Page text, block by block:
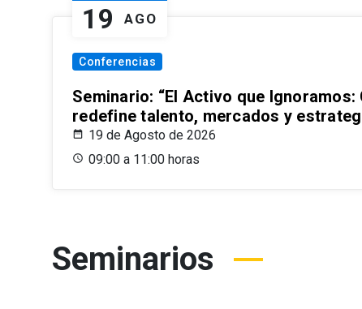
19 AGO
Conferencias
Seminario: “El Activo que
redefine talento, mercados y
19 de Agosto de 2026
09:00 a 11:00 horas
Seminarios